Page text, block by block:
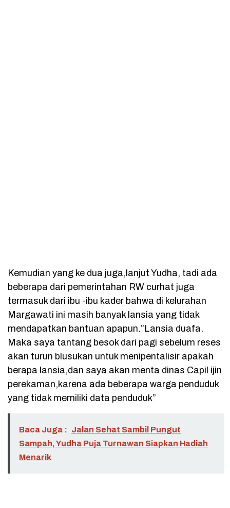
Kemudian yang ke dua juga,lanjut Yudha, tadi ada
beberapa dari pemerintahan RW curhat juga
termasuk dari ibu -ibu kader bahwa di kelurahan
Margawati ini masih banyak lansia yang tidak
mendapatkan bantuan apapun.”Lansia duafa.
Maka saya tantang besok dari pagi sebelum reses
akan turun blusukan untuk menipentalisir apakah
berapa lansia,dan saya akan menta dinas Capil ijin
perekaman,karena ada beberapa warga penduduk
yang tidak memiliki data penduduk”
Baca Juga : Jalan Sehat Sambil Pungut
Sampah, Yudha Puja Turnawan Siapkan Hadiah
Menarik